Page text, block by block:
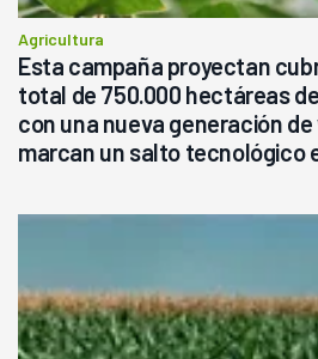
Agricultura
Esta campaña proyectan
total de 750.000 hectáreas
con una nueva generación
marcan un salto tecnológico